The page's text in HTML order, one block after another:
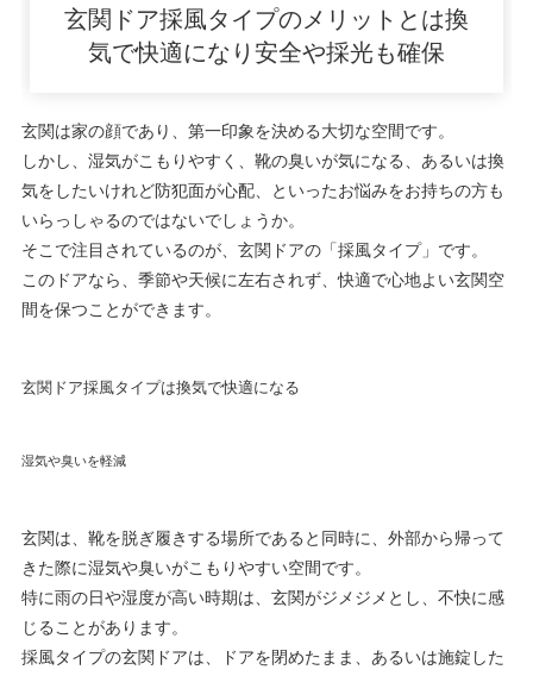
稿
日:
玄関ドア採風タイプのメリットとは換
気で快適になり安全や採光も確保
玄関は家の顔であり、第一印象を決める大切な空間です。
しかし、湿気がこもりやすく、靴の臭いが気になる、あるいは換
気をしたいけれど防犯面が心配、といったお悩みをお持ちの方も
いらっしゃるのではないでしょうか。
そこで注目されているのが、玄関ドアの「採風タイプ」です。
このドアなら、季節や天候に左右されず、快適で心地よい玄関空
間を保つことができます。
玄関ドア採風タイプは換気で快適になる
湿気や臭いを軽減
玄関は、靴を脱ぎ履きする場所であると同時に、外部から帰って
きた際に湿気や臭いがこもりやすい空間です。
特に雨の日や湿度が高い時期は、玄関がジメジメとし、不快に感
じることがあります。
採風タイプの玄関ドアは、ドアを閉めたまま、あるいは施錠した